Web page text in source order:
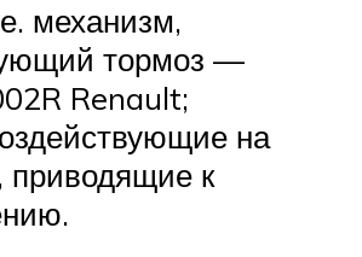
механизм,
тормоз —
Renault;
на
приводящие к